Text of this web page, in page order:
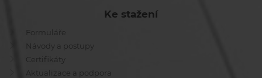
Ke stažení
Formuláře
Návody a postupy
Certifikáty
Aktualizace a podpora